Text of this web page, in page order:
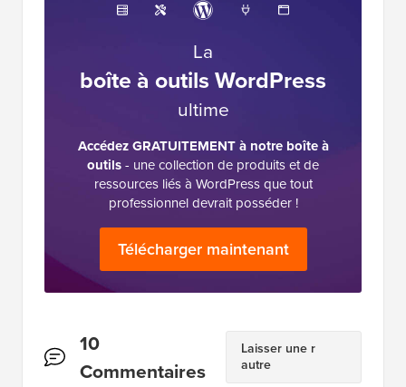
La
boîte à outils WordPress
ultime
Accédez GRATUITEMENT à notre boîte à
outils- une collection de produits et de
ressources liés à WordPress que tout
professionnel devrait posséder !
Télécharger maintenant
Interactions
des
10
Commentaires
Laisser une r
autre